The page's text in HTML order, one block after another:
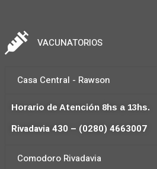
VACUNATORIOS
Casa Central - Rawson
Horario de Atención 8hs a 13hs.
Rivadavia 430 – (0280) 4663007
Comodoro Rivadavia